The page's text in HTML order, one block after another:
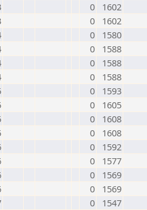
0
1602
0
1602
0
1580
0
1588
0
1588
0
1588
0
1593
0
1605
0
1608
0
1608
0
1592
0
1577
0
1569
0
1569
0
1547